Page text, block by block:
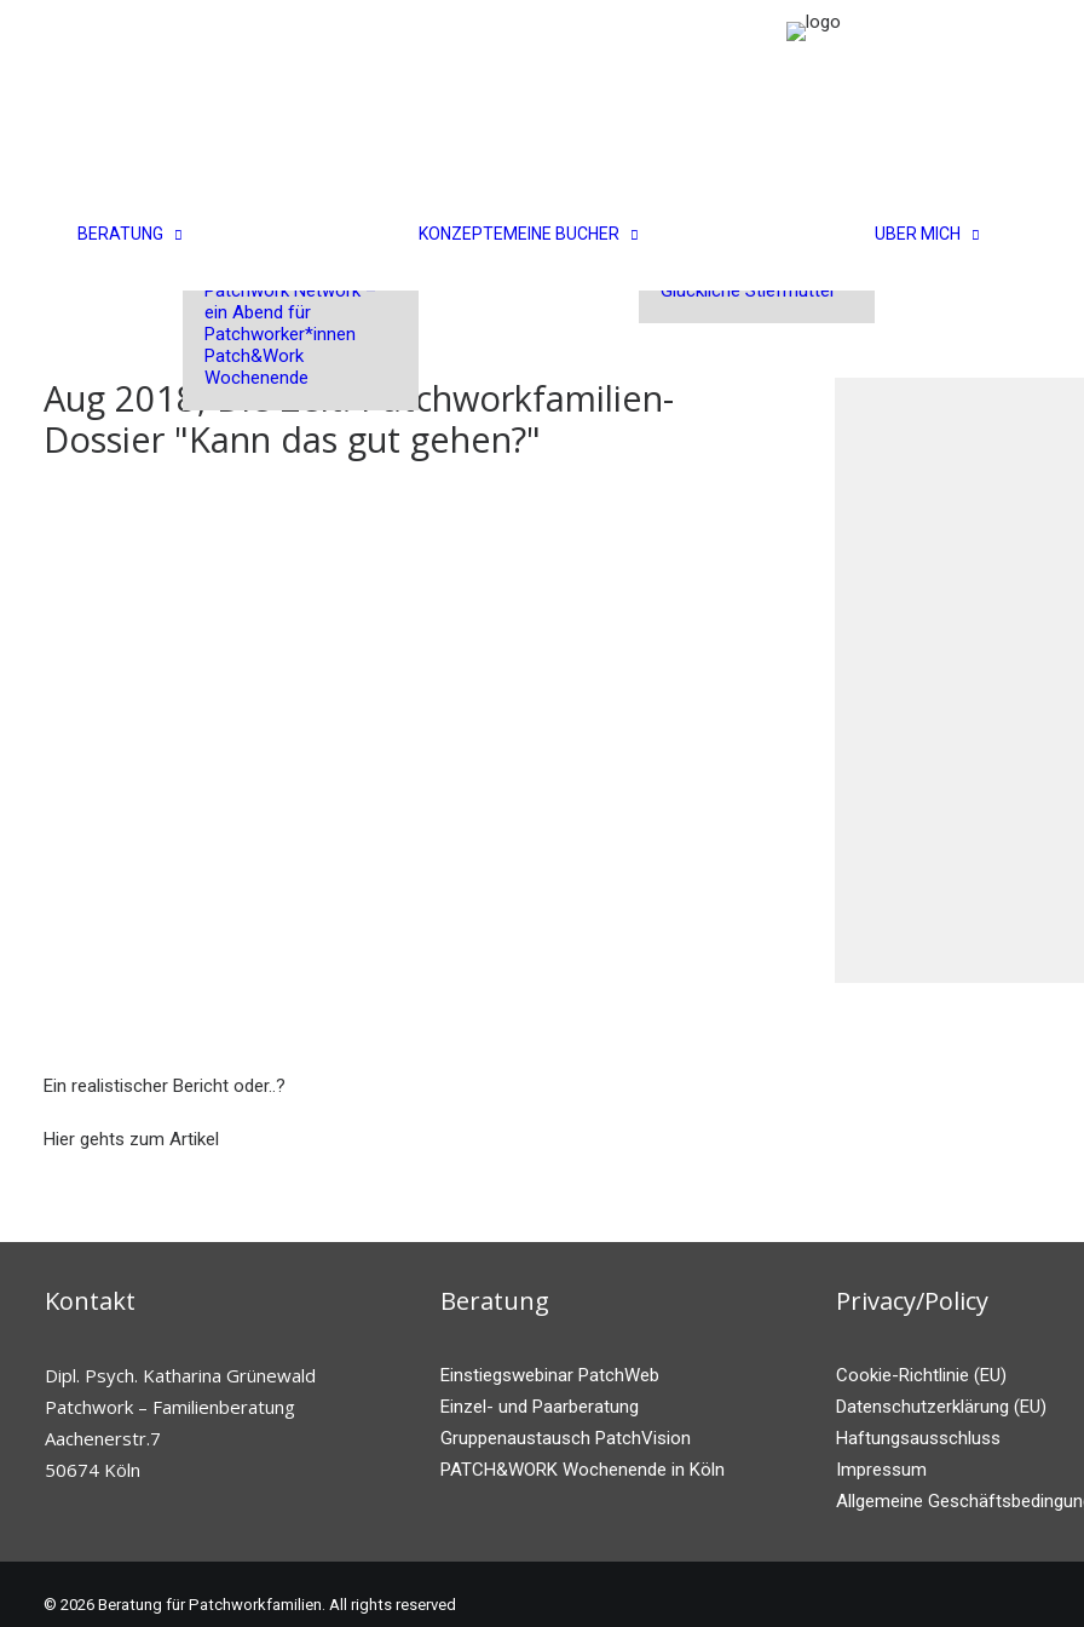
BERATUNG
Patchwork Network –
ein Abend für
Patchworker*innen
Patch&Work
Wochenende
KONZEPTEMEINE BÜCHER
Glückliche Stiefmutter
ÜBER MICH
Aug 2018, Die Zeit: Patchworkfamilien-
Dossier "Kann das gut gehen?"
Ein realistischer Bericht oder..?
Hier gehts zum Artikel
Kontakt
Dipl. Psych. Katharina Grünewald
Patchwork – Familienberatung
Aachenerstr.7
50674 Köln
Beratung
Einstiegswebinar PatchWeb
Einzel- und Paarberatung
Gruppenaustausch PatchVision
PATCH&WORK Wochenende in Köln
Privacy/Policy
Cookie-Richtlinie (EU)
Datenschutzerklärung (EU)
Haftungsausschluss
Impressum
Allgemeine
© 2026 Beratung für Patchworkfamilien. All rights reserved